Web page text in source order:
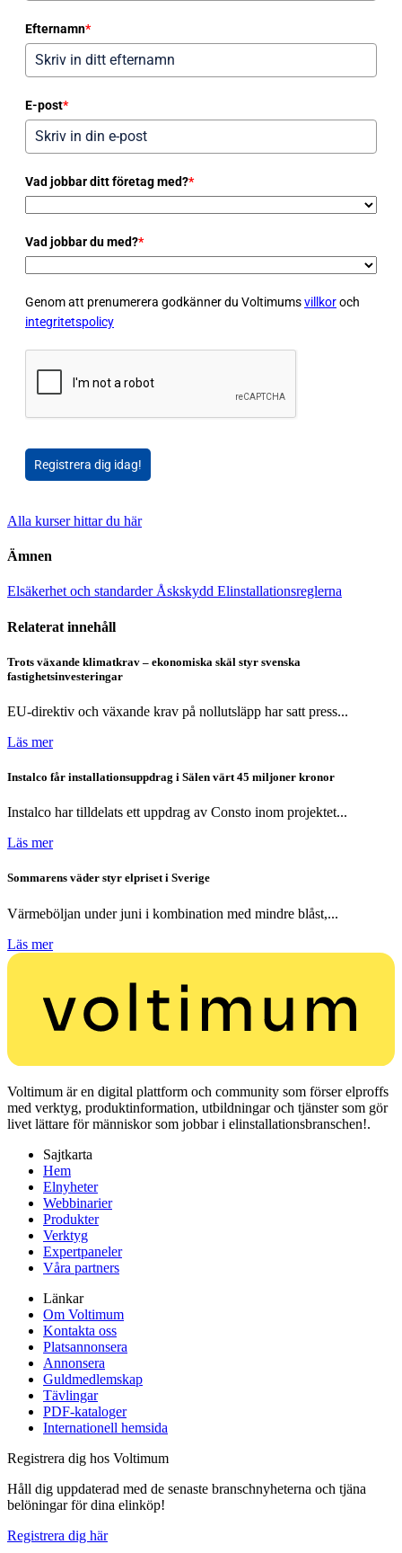
Efternamn*
E-post*
Vad jobbar ditt företag med?*
Vad jobbar du med?*
Genom att prenumerera godkänner du Voltimumsvillkoroch
integritetspolicy
Registrera dig idag!
Alla kurser hittar du här
Ämnen
Elsäkerhet och standarder Åskskydd Elinstallationsreglerna
Relaterat innehåll
Trots växande klimatkrav – ekonomiska skäl styr svenska
fastighetsinvesteringar
EU-direktiv och växande krav på nollutsläpp har satt press...
Läs mer
Instalco får installationsuppdrag i Sälen värt 45 miljoner kronor
Instalco har tilldelats ett uppdrag av Consto inom projektet...
Läs mer
Sommarens väder styr elpriset i Sverige
Värmeböljan under juni i kombination med mindre blåst,...
Läs mer
Voltimum är en digital plattform och community som förser elproffs
med verktyg, produktinformation, utbildningar och tjänster som gör
livet lättare för människor som jobbar i elinstallationsbranschen!.
Sajtkarta
Hem
Elnyheter
Webbinarier
Produkter
Verktyg
Expertpaneler
Våra partners
Länkar
Om Voltimum
Kontakta oss
Platsannonsera
Annonsera
Guldmedlemskap
Tävlingar
PDF-kataloger
Internationell hemsida
Registrera dig hos Voltimum
Håll dig uppdaterad med de senaste branschnyheterna och tjäna
belöningar för dina elinköp!
Registrera dig här